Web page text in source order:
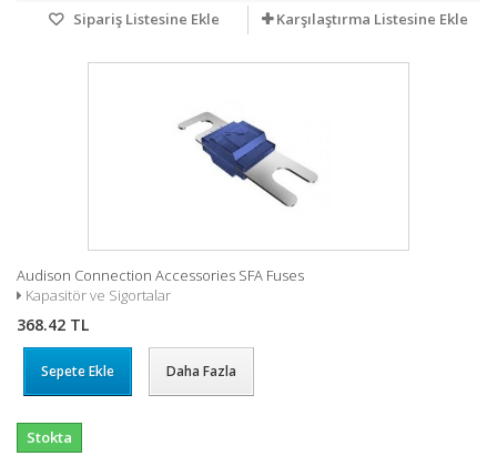
Sipariş Listesine Ekle Karşılaştırma Listesine Ekle
Audison Connection Accessories SFA Fuses
Kapasitör ve Sigortalar
368.42 TL
Sepete Ekle Daha Fazla
Stokta